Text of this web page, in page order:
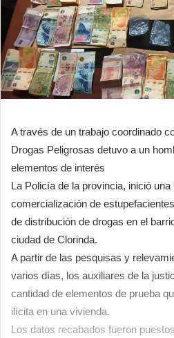
A través de un trabajo coordinado
Drogas Peligrosas detuvo a un
elementos de interés
La Policía de la provincia, inició
comercialización de
de distribución de drogas en el
ciudad de Clorinda.
A partir de las pesquisas y
varios días, los auxiliares de la
cantidad de elementos de prueba
ilícita en una vivienda.
Los datos recabados fueron